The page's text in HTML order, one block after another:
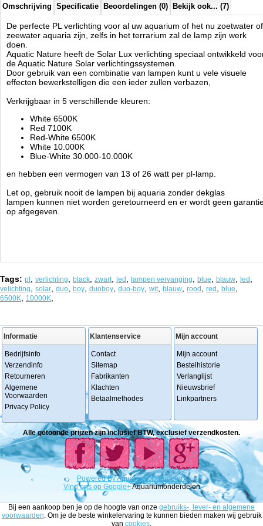
Omschrijving Specificatie Beoordelingen (0) Bekijk ook... (7)
De perfecte PL verlichting voor al uw aquarium of het nu zoetwater of
zeewater aquaria zijn, zelfs in het terrarium zal de lamp zijn werk
doen.
Aquatic Nature heeft de Solar Lux verlichting speciaal ontwikkeld
de Aquatic Nature Solar verlichtingssystemen.
Door gebruik van een combinatie van lampen kunt u vele visuele
effecten bewerkstelligen die een ieder zullen verbazen,
Verkrijgbaar in 5 verschillende kleuren:
White 6500K
Red 7100K
Red-White 6500K
White 10.000K
Blue-White 30.000-10.000K
en hebben een vermogen van 13 of 26 watt per pl-lamp.
Let op, gebruik nooit de lampen bij aquaria zonder dekglas
lampen kunnen niet worden geretourneerd en er wordt geen
op afgegeven.
Tags: pl verlichting black zwart led lampen vervanging blue blauw led
velichting solar duo boy duoboy duo-boy wit blauw rood red blue
6500K 10000K
Informatie
Bedrijfsinfo
Verzendinfo
Retourneren
Algemene
Voorwaarden
Privacy Policy
Klantenservice
Contact
Sitemap
Fabrikanten
Klachten
Betaalmethodes
Mijn account
Mijn account
Bestelhistorie
Verlanglijst
Nieuwsbrief
Linkpartners
Alle getoonde prijzen zijn inclusief BTW, exclusief verzendkosten.
PoweredByAquariumonderdelen.
Vind ons op Google+Aquariumonderdelen
Bij een aankoop ben je op de hoogte van onze gebruiks-, lever- en algemene
voorwaarden. Om je de beste winkelervaring te kunnen bieden maken wij gebruik
van cookies.